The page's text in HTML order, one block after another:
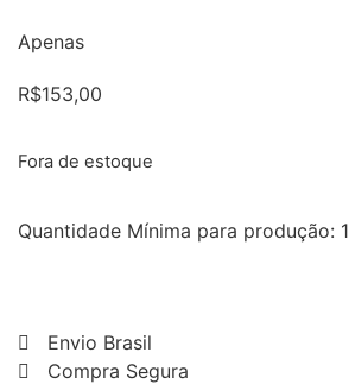
Apenas
R$153,00
Fora de estoque
Quantidade Mínima para produção: 1
Envio Brasil
Compra Segura